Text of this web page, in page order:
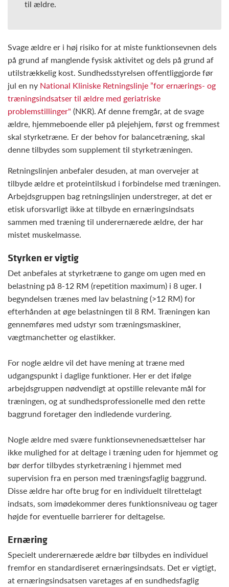
til ældre.
Svage ældre er i høj risiko for at miste funktionsevnen dels
på grund af manglende fysisk aktivitet og dels på grund af
utilstrækkelig kost. Sundhedsstyrelsen offentliggjorde før
jul en ny National Kliniske Retningslinje ”for ernærings- og
træningsindsatser til ældre med geriatriske
problemstillinger" (NKR). Af denne fremgår, at de svage
ældre, hjemmeboende eller på plejehjem, først og fremmest
skal styrketræne. Er der behov for balancetræning, skal
denne tilbydes som supplement til styrketræningen.
Retningslinjen anbefaler desuden, at man overvejer at
tilbyde ældre et proteintilskud i forbindelse med træningen.
Arbejdsgruppen bag retningslinjen understreger, at det er
etisk uforsvarligt ikke at tilbyde en ernæringsindsats
sammen med træning til underernærede ældre, der har
mistet muskelmasse.
Styrken er vigtig
Det anbefales at styrketræne to gange om ugen med en
belastning på 8-12 RM (repetition maximum) i 8 uger. I
begyndelsen trænes med lav belastning (>12 RM) for
efterhånden at øge belastningen til 8 RM. Træningen kan
gennemføres med udstyr som træningsmaskiner,
vægtmanchetter og elastikker.
For nogle ældre vil det have mening at træne med
udgangspunkt i daglige funktioner. Her er det ifølge
arbejdsgruppen nødvendigt at opstille relevante mål for
træningen, og at sundhedsprofessionelle med den rette
baggrund foretager den indledende vurdering.
Nogle ældre med svære funktionsevnenedsættelser har
ikke mulighed for at deltage i træning uden for hjemmet og
bør derfor tilbydes styrketræning i hjemmet med
supervision fra en person med træningsfaglig baggrund.
Disse ældre har ofte brug for en individuelt tilrettelagt
indsats, som imødekommer deres funktionsniveau og tager
højde for eventuelle barrierer for deltagelse.
Ernæring
Specielt underernærede ældre bør tilbydes en individuel
fremfor en standardiseret ernæringsindsats. Det er vigtigt,
at ernæringsindsatsen varetages af en sundhedsfaglig